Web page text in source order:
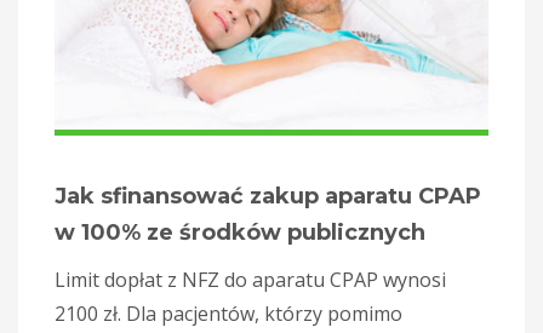
Jak sfinansować zakup aparatu CPAP
w 100% ze środków publicznych
Limit dopłat z NFZ do aparatu CPAP wynosi
2100 zł. Dla pacjentów, którzy pomimo